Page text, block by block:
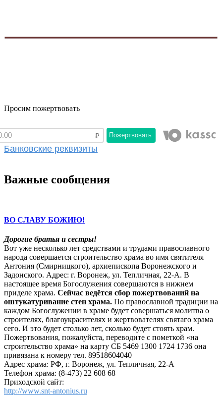
Просим пожертвовать
Пожертвовать
Банковские реквизиты
Важные сообщения
ВО СЛАВУ БОЖИЮ!
Дорогие братья и сестры!
Вот уже несколько лет средствами и трудами православного
народа совершается строительство храма во имя святителя
Антония (Смирницкого), архиепископа Воронежского и
Задонского. Адрес: г. Воронеж, ул. Тепличная, 22-А. В
настоящее время Богослужения совершаются в нижнем
приделе храма. Сейчас ведётся сбор пожертвований на
оштукатуривание стен храма. По православной традиции на
каждом Богослужении в храме будет совершаться молитва о
строителях, благоукрасителях и жертвователях святаго храма
сего. И это будет столько лет, сколько будет стоять храм.
Пожертвования, пожалуйста, переводите с пометкой «на
строительство храма» на карту СБ 5469 1300 1724 1736 она
привязана к номеру тел. 89518604040
Адрес храма: РФ, г. Воронеж, ул. Тепличная, 22-А
Телефон храма: (8-473) 22 608 68
Приходской сайт:
http://www.snt-antonius.ru